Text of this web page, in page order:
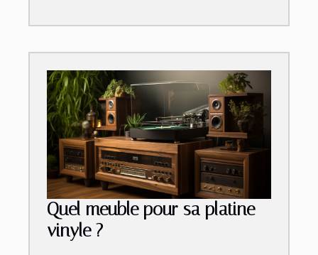
Quel meuble pour sa platine
vinyle ?